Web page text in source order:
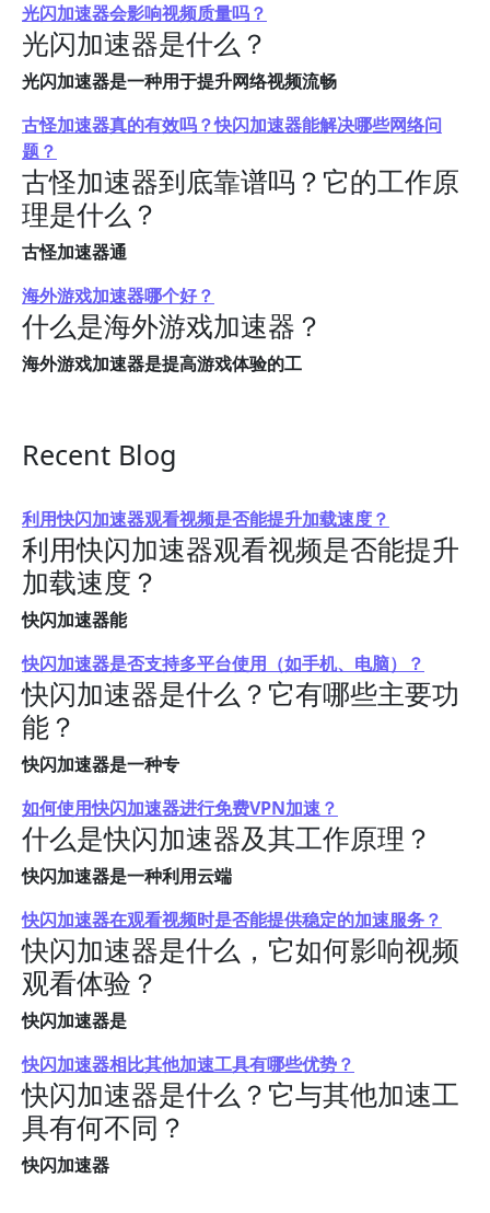
光闪加速器会影响视频质量吗？
光闪加速器是什么？
光闪加速器是一种用于提升网络视频流畅
古怪加速器真的有效吗？快闪加速器能解决哪些网络问
题？
古怪加速器到底靠谱吗？它的工作原
理是什么？
古怪加速器通
海外游戏加速器哪个好？
什么是海外游戏加速器？
海外游戏加速器是提高游戏体验的工
Recent Blog
利用快闪加速器观看视频是否能提升加载速度？
利用快闪加速器观看视频是否能提升
加载速度？
快闪加速器能
快闪加速器是否支持多平台使用（如手机、电脑）？
快闪加速器是什么？它有哪些主要功
能？
快闪加速器是一种专
如何使用快闪加速器进行免费VPN加速？
什么是快闪加速器及其工作原理？
快闪加速器是一种利用云端
快闪加速器在观看视频时是否能提供稳定的加速服务？
快闪加速器是什么，它如何影响视频
观看体验？
快闪加速器是
快闪加速器相比其他加速工具有哪些优势？
快闪加速器是什么？它与其他加速工
具有何不同？
快闪加速器